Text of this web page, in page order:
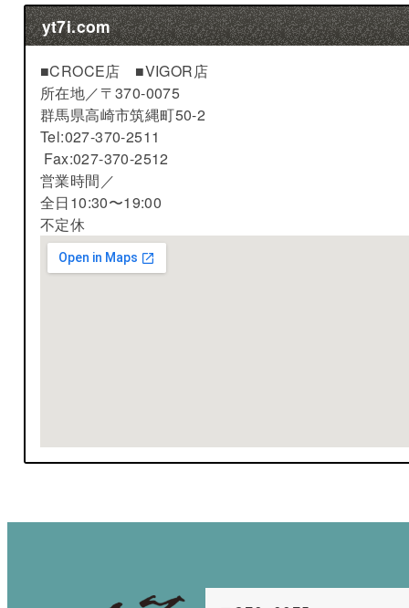
yt7i.com
■CROCE店 ■VIGOR店
所在地／〒370-0075
群馬県高崎市筑縄町50-2
Tel:027-370-2511
Fax:027-370-2512
営業時間／
全日10:30〜19:00
不定休